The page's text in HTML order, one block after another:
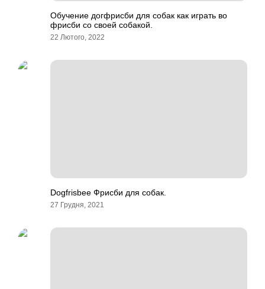
Обучение догфрисби для собак как играть во
фрисби со своей собакой.
22 Лютого, 2022
Dogfrisbee Фрисби для собак.
27 Грудня, 2021